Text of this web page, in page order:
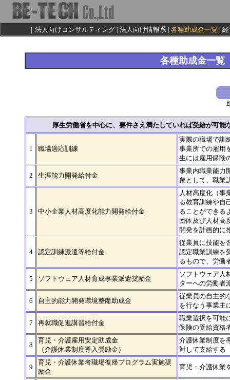
｜ 法人向けコンサルティング | 法人向け情報系 | 各種助成金一覧 |
各種助成金一覧
厚生労働省を中心に、要件さえ満たしていれば受給が可能
1 職場適応訓練
実際の職場で訓
事業所での雇用
生には雇用保険
2 生涯能力開発給付金
事業内職業能力
象として、職業
3 中小企業人材高度化能力開発給付金
人材高度化（事
る教育訓練や自
ることができる
団体及び人材高
開発を計画的に
4 認定訓練派遣等給付金
従業員に技能を
認定職業訓練を
るもので、労働
5 ソフトウェア人材育成事業派遣奨励金
ソフトウェア人
ターへの労働者
6 自主的能力開発環境整備助成金
従業員の自主的
を行なう事業主
7 再就職促進講習給付金
職業選択を可能
保険の受給資格
8
育児・介護雇用安定助成金
（介護休業制度導入奨励金）
介護休業制度を
対して支給する
9
育児・介護休業者職場復帰プログラム実施奨
励金
育児・介護休業